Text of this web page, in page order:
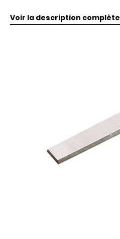
Voir la description complète